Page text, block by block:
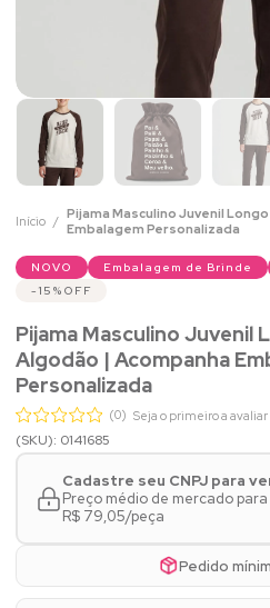
Início
Pijama Masculino Juvenil
Embalagem Personalizada
NOVO Embalagem de Brinde
15% OFF
Pijama Masculino Juvenil
Algodão | Acompanha
Personalizada
(0) Seja o primeiro a avaliar
(SKU): 0141685
Cadastre seu CNPJ para
Preço médio de mercado
R$ 79,05/peça
Pedido